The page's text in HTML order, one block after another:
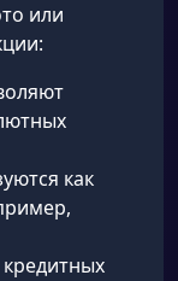
или
как